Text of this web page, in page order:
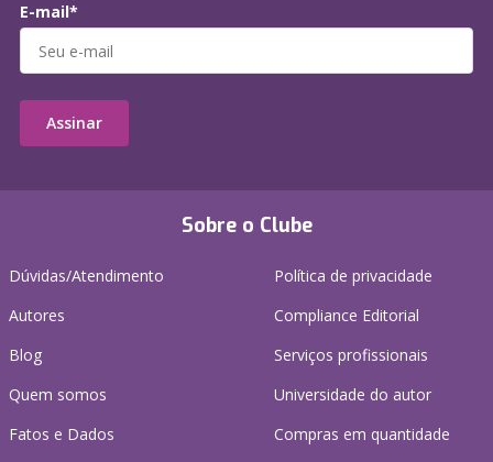
Sobre o Clube
Dúvidas/Atendimento
Autores
Blog
Quem somos
Fatos e Dados
Política de privacidade
Compliance Editorial
Serviços profissionais
Universidade do autor
Compras em quantidade
E-mail*
Assinar